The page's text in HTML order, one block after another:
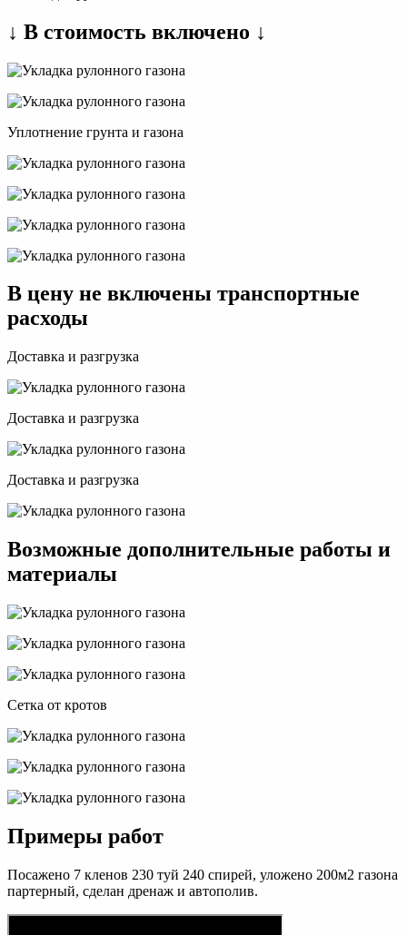
↓ В стоимость включено ↓
Уплотнение грунта и газона
В цену не включены транспортные
расходы
Доставка и разгрузка
Доставка и разгрузка
Доставка и разгрузка
Возможные дополнительные работы и
материалы
Сетка от кротов
Примеры работ
Посажено 7 кленов 230 туй 240 спирей, уложено 200м2 газона
партерный, сделан дренаж и автополив.